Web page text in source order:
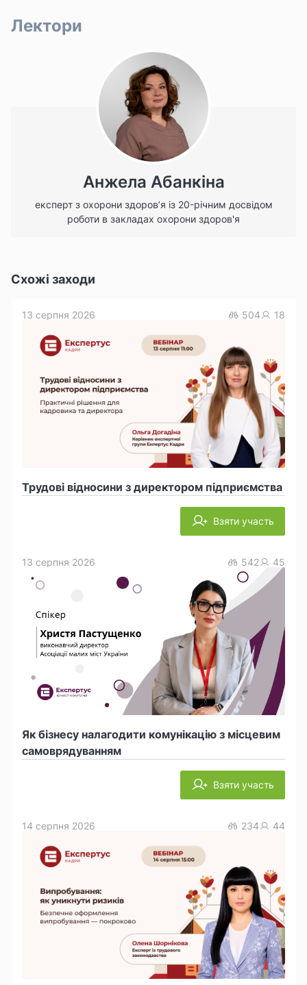
Лектори
Анжела Абанкіна
експерт з охорони здоров’я із 20-річним досвідом
роботи в закладах охорони здоров'я
Схожі заходи
Трудові відносини з директором підприємства
13 серпня 2026 504 18
Взяти участь
Як бізнесу налагодити комунікацію з місцевим
самоврядуванням
13 серпня 2026 542 45
Взяти участь
14 серпня 2026 234 44